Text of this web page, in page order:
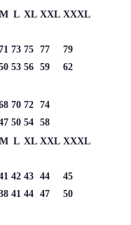
M L XL XXL XXXL
73 75 77
79
53 56 59
62
70 72 74
50 54 58
M L XL XXL XXXL
42 43 44
45
41 44 47
50